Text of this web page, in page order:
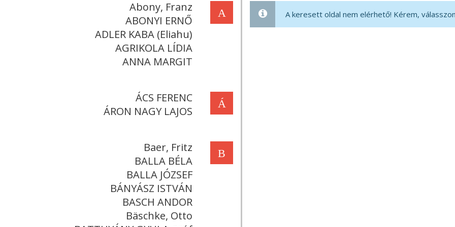
A
Abony, Franz
ABONYI ERNŐ
ADLER KABA (Eliahu)
AGRIKOLA LÍDIA
ANNA MARGIT
Á
ÁCS FERENC
ÁRON NAGY LAJOS
B
Baer, Fritz
BALLA BÉLA
BALLA JÓZSEF
BÁNYÁSZ ISTVÁN
BASCH ANDOR
Bäschke, Otto
A keresett oldal nem elérhető! Kérem,